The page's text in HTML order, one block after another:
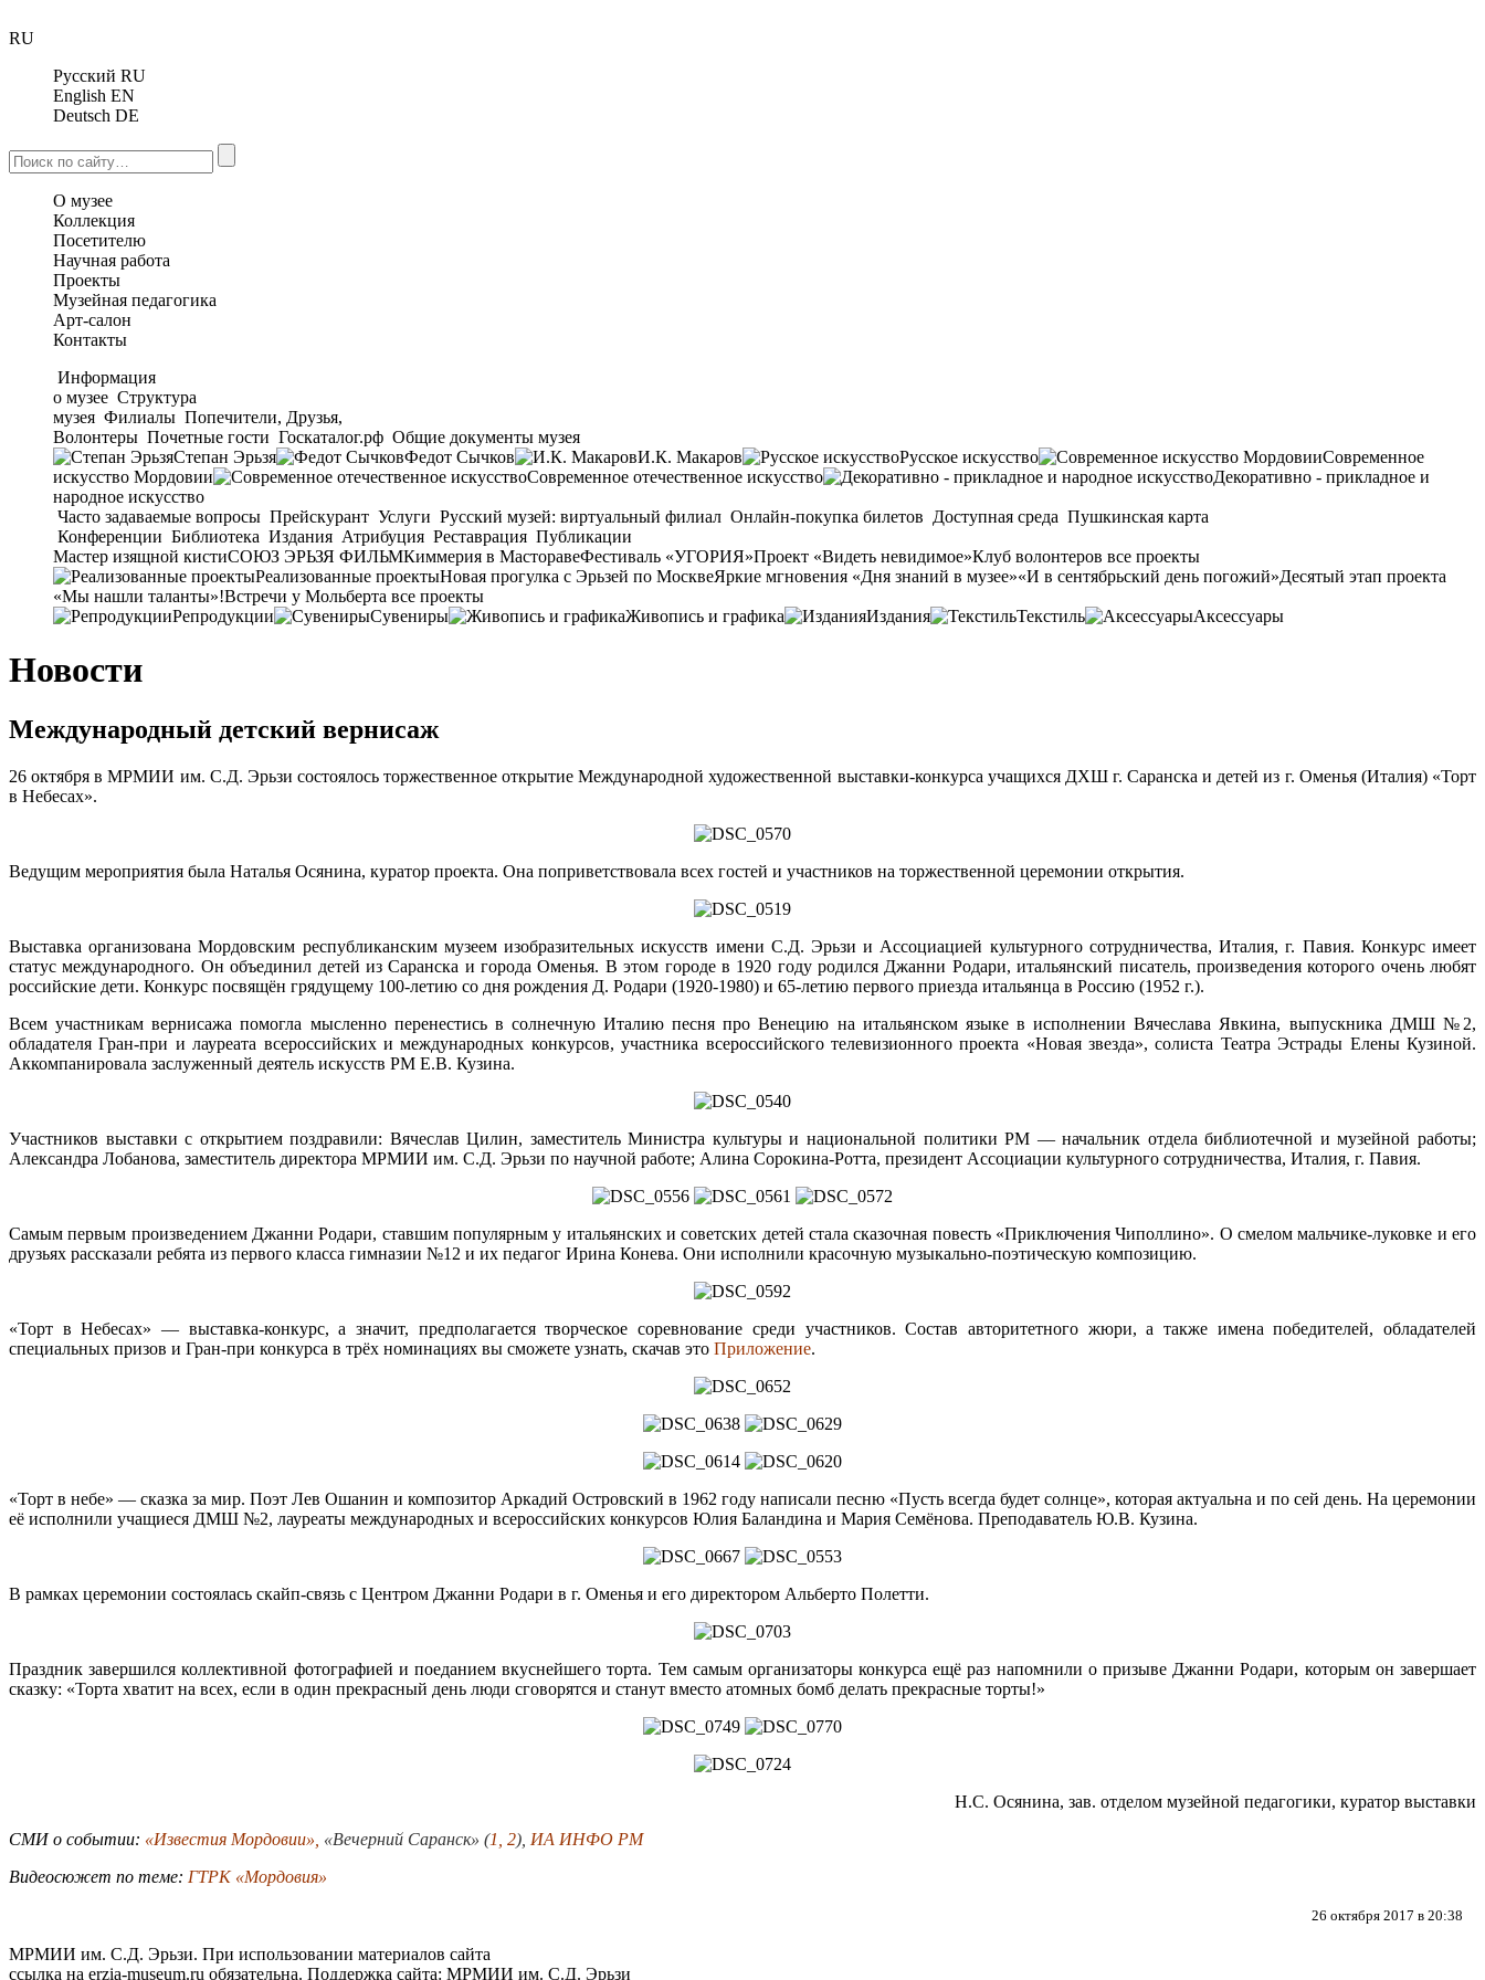
RU
Русский RU
English EN
Deutsch DE
О музее
Коллекция
Посетителю
Научная работа
Проекты
Музейная педагогика
Арт-салон
Контакты
Информация
о музее Структура
музея Филиалы Попечители, Друзья,
Волонтеры Почетные гости Госкаталог.рф Общие документы музея
Степан Эрьзя
Федот Сычков И.К. Макаров Русское искусство
Современное
искусство Мордовии
Современное отечественное искусство
Декоративно - прикладное и
народное искусство
Часто задаваемые вопросы Прейскурант Услуги Русский музей: виртуальный филиал Онлайн-покупка билетов Доступная среда Пушкинская карта
Конференции Библиотека Издания Атрибуция Реставрация Публикации
Мастер изящной кистиСОЮЗ ЭРЬЗЯ ФИЛЬМКиммерия в МасторавеФестиваль «УГОРИЯ»Проект «Видеть невидимое»Клуб волонтеров все проекты
Реализованные проектыНовая прогулка с Эрьзей по МосквеЯркие мгновения «Дня знаний в музее»«И в сентябрьский день погожий»Десятый этап проекта
«Мы нашли таланты»!Встречи у Мольберта все проекты
Репродукции
Сувениры Живопись и графика Издания Текстиль Аксессуары
Новости
Международный детский вернисаж
26 октября в МРМИИ им. С.Д. Эрьзи состоялось торжественное открытие Международной художественной выставки-конкурса учащихся ДХШ г. Саранска и детей из г. Оменья (Италия) «Торт
в Небесах».
Ведущим мероприятия была Наталья Осянина, куратор проекта. Она поприветствовала всех гостей и участников на торжественной церемонии открытия.
Выставка организована Мордовским республиканским музеем изобразительных искусств имени С.Д. Эрьзи и Ассоциацией культурного сотрудничества, Италия, г. Павия. Конкурс имеет
статус международного. Он объединил детей из Саранска и города Оменья. В этом городе в 1920 году родился Джанни Родари, итальянский писатель, произведения которого очень любят
российские дети. Конкурс посвящён грядущему 100-летию со дня рождения Д. Родари (1920-1980) и 65-летию первого приезда итальянца в Россию (1952 г.).
Всем участникам вернисажа помогла мысленно перенестись в солнечную Италию песня про Венецию на итальянском языке в исполнении Вячеслава Явкина, выпускника ДМШ №2,
обладателя Гран-при и лауреата всероссийских и международных конкурсов, участника всероссийского телевизионного проекта «Новая звезда», солиста Театра Эстрады Елены Кузиной.
Аккомпанировала заслуженный деятель искусств РМ Е.В. Кузина.
Участников выставки с открытием поздравили: Вячеслав Цилин, заместитель Министра культуры и национальной политики РМ — начальник отдела библиотечной и музейной работы;
Александра Лобанова, заместитель директора МРМИИ им. С.Д. Эрьзи по научной работе; Алина Сорокина-Ротта, президент Ассоциации культурного сотрудничества, Италия, г. Павия.
Самым первым произведением Джанни Родари, ставшим популярным у итальянских и советских детей стала сказочная повесть «Приключения Чиполлино». О смелом мальчике-луковке и его
друзьях рассказали ребята из первого класса гимназии №12 и их педагог Ирина Конева. Они исполнили красочную музыкально-поэтическую композицию.
«Торт в Небесах» — выставка-конкурс, а значит, предполагается творческое соревнование среди участников. Состав авторитетного жюри, а также имена победителей, обладателей
специальных призов и Гран-при конкурса в трёх номинациях вы сможете узнать, скачав это Приложение.
«Торт в небе» — сказка за мир. Поэт Лев Ошанин и композитор Аркадий Островский в 1962 году написали песню «Пусть всегда будет солнце», которая актуальна и по сей день. На церемонии
её исполнили учащиеся ДМШ №2, лауреаты международных и всероссийских конкурсов Юлия Баландина и Мария Семёнова. Преподаватель Ю.В. Кузина.
В рамках церемонии состоялась скайп-связь с Центром Джанни Родари в г. Оменья и его директором Альберто Полетти.
Праздник завершился коллективной фотографией и поеданием вкуснейшего торта. Тем самым организаторы конкурса ещё раз напомнили о призыве Джанни Родари, которым он завершает
сказку: «Торта хватит на всех, если в один прекрасный день люди сговорятся и станут вместо атомных бомб делать прекрасные торты!»
Н.С. Осянина, зав. отделом музейной педагогики, куратор выставки
СМИ о событии: «Известия Мордовии» «Вечерний Саранск» (1 2), ИА ИНФО РМ
Видеосюжет по теме: ГТРК «Мордовия»
26 октября 2017 в 20:38
МРМИИ им. С.Д. Эрьзи. При использовании материалов сайта
ссылка на erzia-museum.ru обязательна. Поддержка сайта: МРМИИ им. С.Д. Эрьзи